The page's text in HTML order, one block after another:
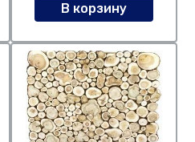
В корзину